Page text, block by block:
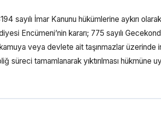
sayılı İmar Kanunu hükümlerine aykırı
Encümeni’nin kararı; 775 sayılı
veya devlete ait taşınmazlar üzerinde
tamamlanarak yıktırılması hükmüne